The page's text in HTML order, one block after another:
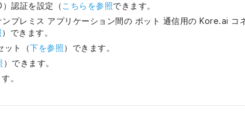
認証を設定（ こちらを参照できます。
プレミス アプリケーション間の ボット 通信用の Kore.ai コ
）できます。
ット（下を参照）できます。
）できます。
。